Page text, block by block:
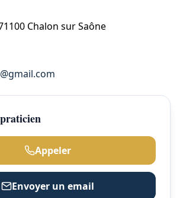
Chalon sur Saône
Appeler
Envoyer un email